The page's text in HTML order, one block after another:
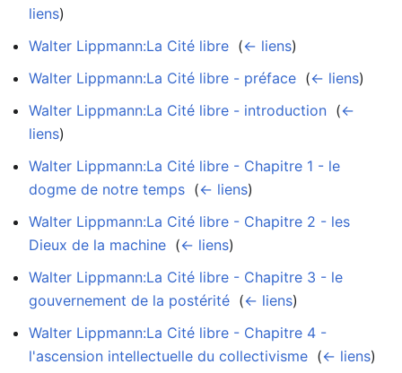
liens)
Walter Lippmann:La Cité libre (← liens)
Walter Lippmann:La Cité libre - préface (← liens)
Walter Lippmann:La Cité libre - introduction (←
liens)
Walter Lippmann:La Cité libre - Chapitre 1 - le
dogme de notre temps (← liens)
Walter Lippmann:La Cité libre - Chapitre 2 - les
Dieux de la machine (← liens)
Walter Lippmann:La Cité libre - Chapitre 3 - le
gouvernement de la postérité (← liens)
Walter Lippmann:La Cité libre - Chapitre 4 -
l'ascension intellectuelle du collectivisme (← liens)